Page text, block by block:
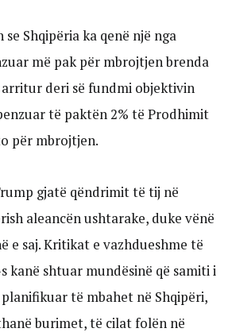
Shqipëria ka qenë një nga
më pak për mbrojtjen brenda
deri së fundmi objektivin
të paktën 2% të Prodhimit
për mbrojtjen.
gjatë qëndrimit të tij në
aleancën ushtarake, duke vënë
e saj. Kritikat e vazhdueshme të
kanë shtuar mundësinë që samiti i
të mbahet në Shqipëri,
burimet, të cilat folën në